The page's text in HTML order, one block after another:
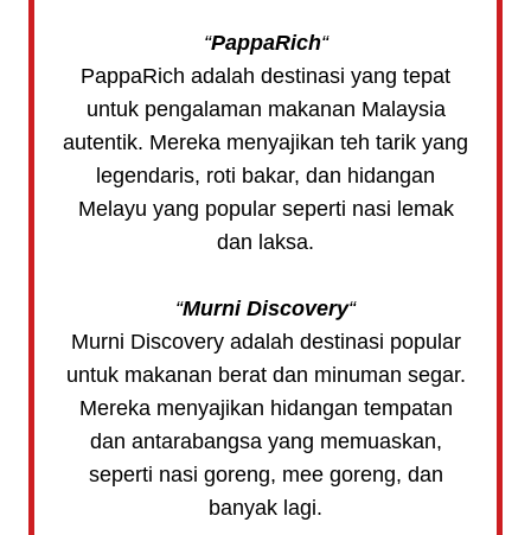
“PappaRich“
PappaRich adalah destinasi yang tepat
untuk pengalaman makanan Malaysia
autentik. Mereka menyajikan teh tarik yang
legendaris, roti bakar, dan hidangan
Melayu yang popular seperti nasi lemak
dan laksa.
“Murni Discovery“
Murni Discovery adalah destinasi popular
untuk makanan berat dan minuman segar.
Mereka menyajikan hidangan tempatan
dan antarabangsa yang memuaskan,
seperti nasi goreng, mee goreng, dan
banyak lagi.